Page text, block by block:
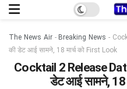
The News Air- Breaking News -
की डेट आई सामने, 18 मार्च को First Look
Cocktail 2 Release
डेट आई सामने, 18